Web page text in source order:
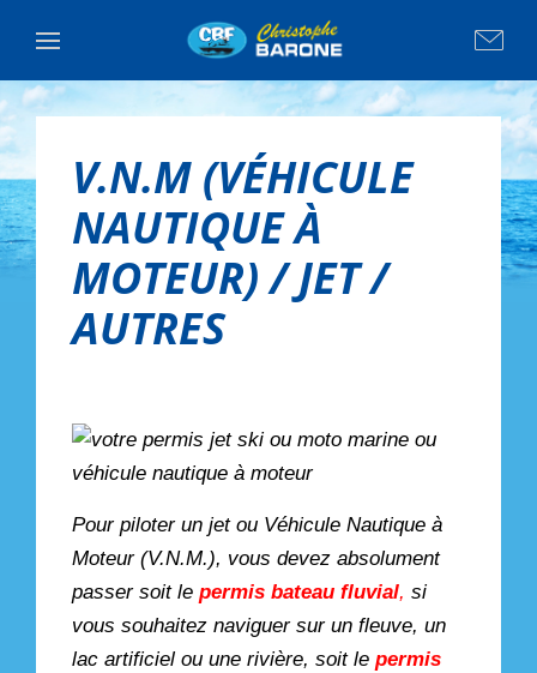
V.N.M (VÉHICULE
NAUTIQUE À
MOTEUR) / JET /
AUTRES
Pour piloter un jet ou Véhicule Nautique à
Moteur (V.N.M.), vous devez absolument
passer soit le permis bateau fluvial, si
vous souhaitez naviguer sur un fleuve, un
lac artificiel ou une rivière, soit le permis